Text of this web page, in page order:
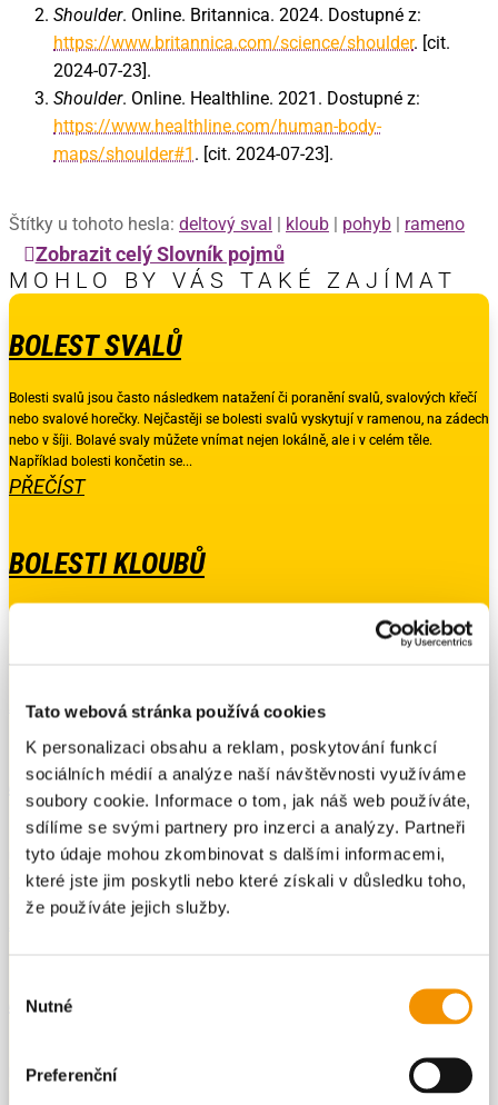
Tato webová stránka používá cookies
K personalizaci obsahu a reklam, poskytování funkcí
sociálních médií a analýze naší návštěvnosti využíváme
soubory cookie. Informace o tom, jak náš web používáte,
sdílíme se svými partnery pro inzerci a analýzy. Partneři
tyto údaje mohou zkombinovat s dalšími informacemi,
které jste jim poskytli nebo které získali v důsledku toho,
že používáte jejich služby.
souhlasu
Nutné
Preferenční
Shoulder. Online. Britannica. 2024. Dostupné z:
https://www.britannica.com/science/shoulder. [cit.
2024-07-23].
Shoulder. Online. Healthline. 2021. Dostupné z:
https://www.healthline.com/human-body-
maps/shoulder#1 . [cit. 2024-07-23].
Štítky u tohoto hesla: deltový sval kloub pohyb rameno
Zobrazit celý Slovník pojmů
MOHLO BY VÁS TAKÉ ZAJÍMAT
BOLEST SVALŮ
Bolesti svalů jsou často následkem natažení či poranění svalů, svalových křečí
nebo svalové horečky. Nejčastěji se bolesti svalů vyskytují v ramenou, na zádech
nebo v šíji. Bolavé svaly můžete vnímat nejen lokálně, ale i v celém těle.
Například bolesti končetin se...
PŘEČÍST
BOLESTI KLOUBŮ
Bolesti kloubů se mohou objevit v různých kloubech. Mohou být způsobeny
pádem nebo sportovním zraněním. Nejčastějšími příčinami bolavých kloubů
PŘEČÍST
BOLESTI ZAD
Mnoho lidí se v každodenním životě potýká s bolavými zády. Bolesti zad se
mohou vyskytovat v různých oblastech zad. Většinou jde o nespecifické bolesti
a obtíže po dvou až čtyřech týdnech zcela vymizí nebo alespoň znatelně
ustoupí. U více než poloviny postižených se...
PŘEČÍST
KONTUZE
kopnutí nebo pád mohou poškodit nejmenší cévy pod kůží. V důsledku toho
prosakuje krev do okolní tkáně a způsobuje její otok. Postižené místo bolí a